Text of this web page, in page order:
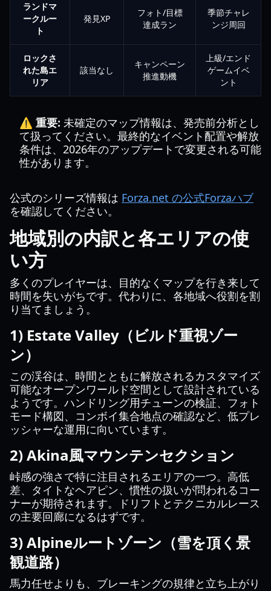
ランドマ
ークルー
ト
発見XP
フォト/目標
達成ラン
季節チャレ
ンジ周回
ロックさ
れた島エ
リア
該当なし
キャンペーン
推進動機
上級/エンド
ゲームイベ
ント
⚠️ 重要: 未確定のマップ情報は、発売前分析とし
て扱ってください。最終的なイベント配置や解放
条件は、2026年のアップデートで変更される可能
性があります。
公式のシリーズ情報は Forza.net の公式Forzaハブ
を確認してください。
地域別の内訳と各エリアの使
い方
多くのプレイヤーは、目的なくマップを行き来して
時間を失いがちです。代わりに、各地域へ役割を割
り当てましょう。
1) Estate Valley（ビルド重視ゾー
ン）
この渓谷は、時間とともに解放されるカスタマイズ
可能なオープンワールド空間として設計されている
ようです。ハンドリング用チューンの検証、フォト
モード構図、コンボイ集合地点の確認など、低プレ
ッシャーな運用に向いています。
2) Akina風マウンテンセクション
峠感の強さで特に注目されるエリアの一つ。高低
差、タイトなヘアピン、慣性の扱いが問われるコー
ナーが期待されます。ドリフトとテクニカルレース
の主要回廊になるはずです。
3) Alpineルートゾーン（雪を頂く景
観道路）
馬力任せよりも、ブレーキングの規律と立ち上がり